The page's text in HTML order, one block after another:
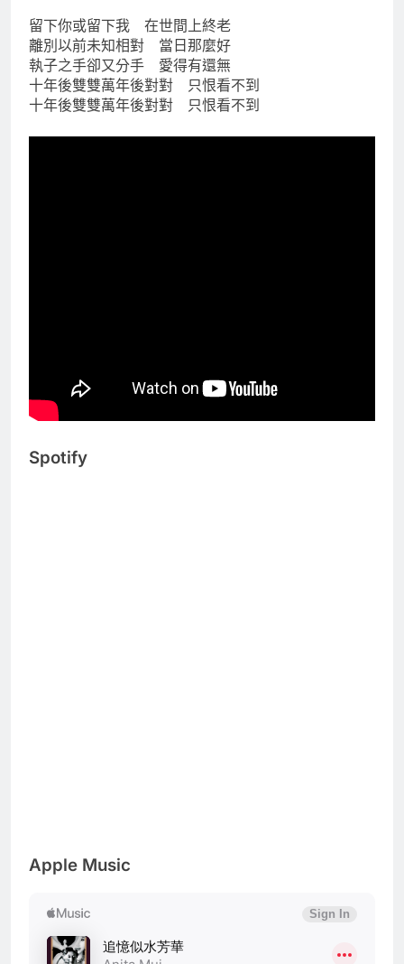
留下你或留下我 在世間上終老
離別以前未知相對 當日那麼好
執子之手卻又分手 愛得有還無
十年後雙雙萬年後對對 只恨看不到
十年後雙雙萬年後對對 只恨看不到
Spotify
Apple Music